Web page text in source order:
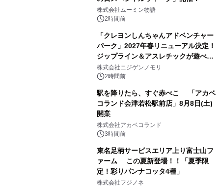
株式会社ムーミン物語
2時間前
「クレヨンしんちゃんアドベンチャー
パーク」2027年春リニューアル決定！
ジップライン＆アスレチックが遊べる
のは今年が最後！ 「ラスト！ドキがム
ネムネ～大作戦！」始動
株式会社ニジゲンノモリ
2時間前
駅を降りたら、すぐ赤べこ 「アカベ
コランド会津若松駅前店」8月8日(土)
開業
株式会社アカベコランド
3時間前
東名足柄サービスエリア上り富士山フ
ァーム この夏新登場！！「夏季限
定！彩りパンナコッタ4種」
株式会社フジノネ